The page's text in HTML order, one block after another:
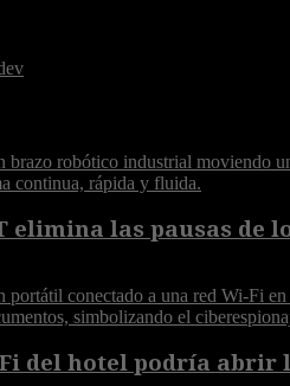
elimina las pausas de
del hotel podría abrir